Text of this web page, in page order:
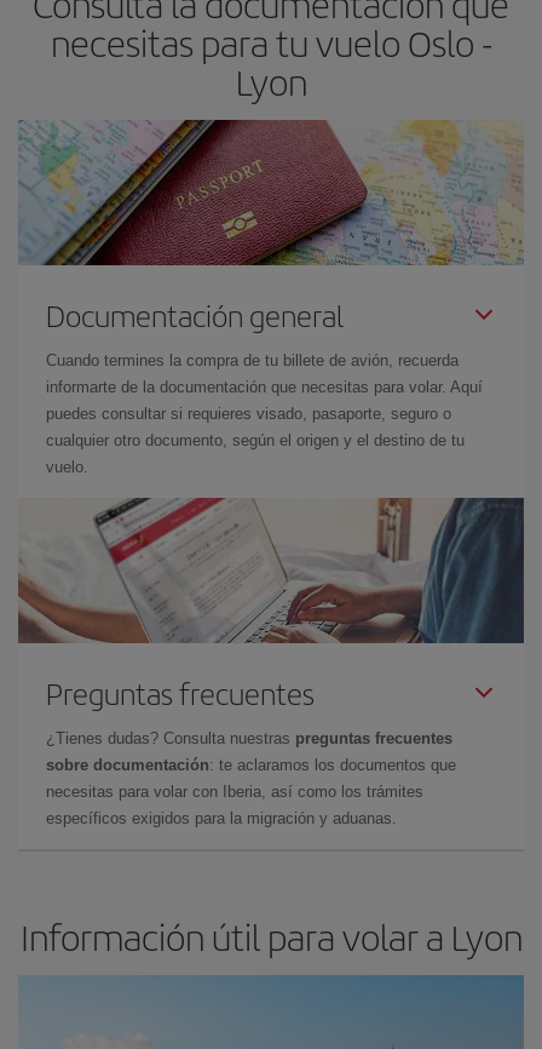
necesitas para tu vuelo Oslo -
Lyon
Documentación general
Cuando termines la compra de tu billete de avión, recuerda
informarte de la documentación que necesitas para volar. Aquí
puedes consultar si requieres visado, pasaporte, seguro o
cualquier otro documento, según el origen y el destino de tu
vuelo.
Preguntas frecuentes
¿Tienes dudas? Consulta nuestras preguntas frecuentes
sobre documentación: te aclaramos los documentos que
necesitas para volar con Iberia, así como los trámites
específicos exigidos para la migración y aduanas.
Información útil para volar a Lyon